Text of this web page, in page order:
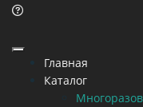
Главная
Каталог